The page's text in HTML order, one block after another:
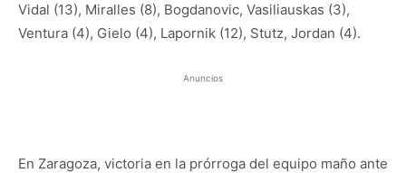
Vidal (13), Miralles (8), Bogdanovic, Vasiliauskas (3),
Ventura (4), Gielo (4), Lapornik (12), Stutz, Jordan (4).
Anuncios
En Zaragoza, victoria en la prórroga del equipo maño ante